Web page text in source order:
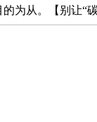
从。【别让“